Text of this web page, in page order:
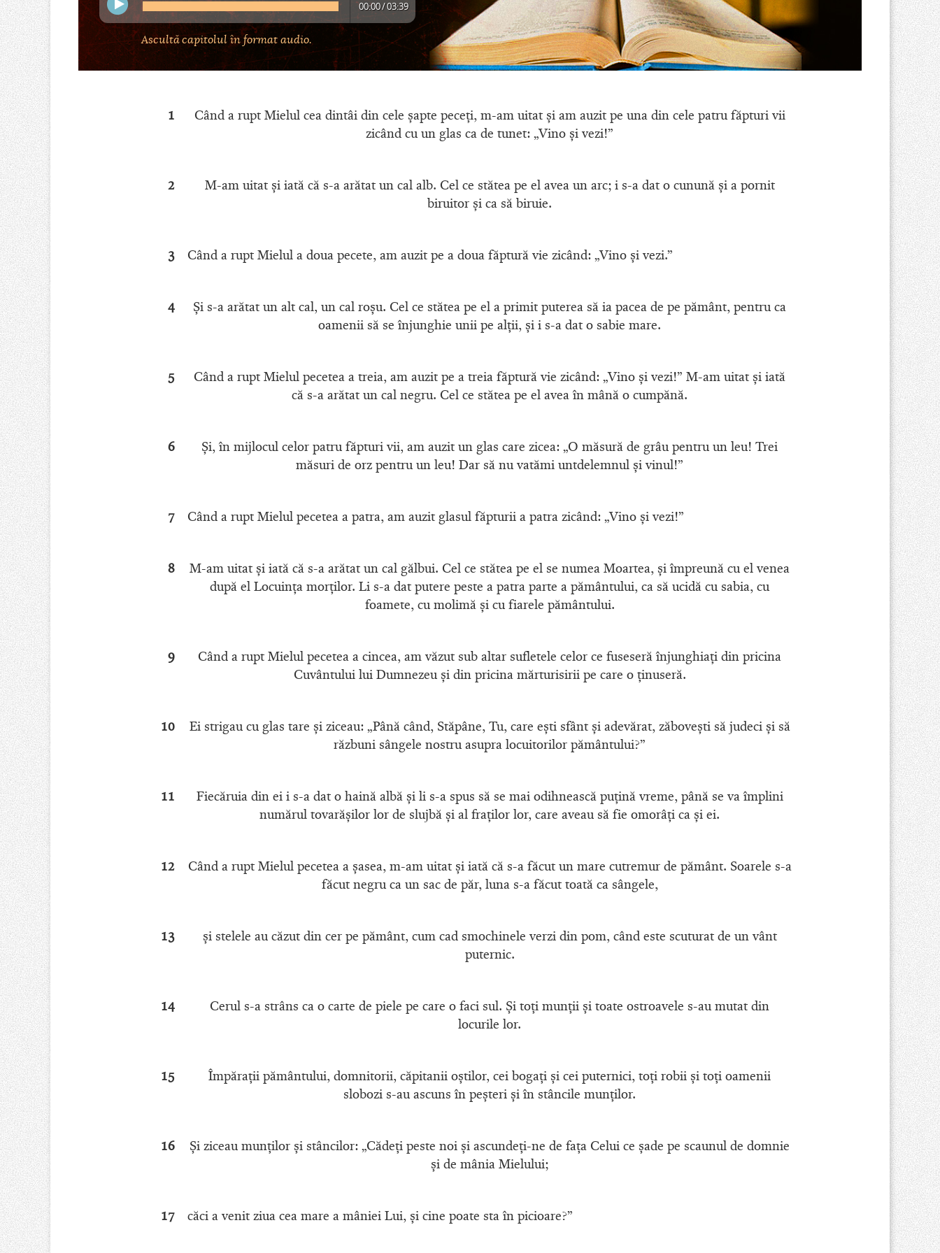
00:00/03:39
Ascultă capitolul în format audio.
1
Când a rupt Mielul cea dintâi din cele şapte peceţi, m-am uitat şi am auzit pe una din cele patru făpturi vii
zicând cu un glas ca de tunet: „Vino şi vezi!”
2
M-am uitat şi iată că s-a arătat un cal alb. Cel ce stătea pe el avea un arc; i s-a dat o cunună şi a pornit
biruitor şi ca să biruie.
3 Când a rupt Mielul a doua pecete, am auzit pe a doua făptură vie zicând: „Vino şi vezi.”
4
Şi s-a arătat un alt cal, un cal roşu. Cel ce stătea pe el a primit puterea să ia pacea de pe pământ, pentru ca
oamenii să se înjunghie unii pe alţii, şi i s-a dat o sabie mare.
5
Când a rupt Mielul pecetea a treia, am auzit pe a treia făptură vie zicând: „Vino şi vezi!” M-am uitat şi iată
că s-a arătat un cal negru. Cel ce stătea pe el avea în mână o cumpănă.
6
Şi, în mijlocul celor patru făpturi vii, am auzit un glas care zicea: „O măsură de grâu pentru un leu! Trei
măsuri de orz pentru un leu! Dar să nu vatămi untdelemnul şi vinul!”
7 Când a rupt Mielul pecetea a patra, am auzit glasul făpturii a patra zicând: „Vino şi vezi!”
8
M-am uitat şi iată că s-a arătat un cal gălbui. Cel ce stătea pe el se numea Moartea, şi împreună cu el venea
după el Locuinţa morţilor. Li s-a dat putere peste a patra parte a pământului, ca să ucidă cu sabia, cu
foamete, cu molimă şi cu fiarele pământului.
9
Când a rupt Mielul pecetea a cincea, am văzut sub altar sufletele celor ce fuseseră înjunghiaţi din pricina
Cuvântului lui Dumnezeu şi din pricina mărturisirii pe care o ţinuseră.
10
Ei strigau cu glas tare şi ziceau: „Până când, Stăpâne, Tu, care eşti sfânt şi adevărat, zăboveşti să judeci şi să
răzbuni sângele nostru asupra locuitorilor pământului?”
11
Fiecăruia din ei i s-a dat o haină albă şi li s-a spus să se mai odihnească puţină vreme, până se va împlini
numărul tovarăşilor lor de slujbă şi al fraţilor lor, care aveau să fie omorâţi ca şi ei.
12
Când a rupt Mielul pecetea a şasea, m-am uitat şi iată că s-a făcut un mare cutremur de pământ. Soarele s-a
făcut negru ca un sac de păr, luna s-a făcut toată ca sângele,
13
şi stelele au căzut din cer pe pământ, cum cad smochinele verzi din pom, când este scuturat de un vânt
puternic.
14
Cerul s-a strâns ca o carte de piele pe care o faci sul. Şi toţi munţii şi toate ostroavele s-au mutat din
locurile lor.
15
Împăraţii pământului, domnitorii, căpitanii oştilor, cei bogaţi şi cei puternici, toţi robii şi toţi oamenii
slobozi s-au ascuns în peşteri şi în stâncile munţilor.
16
Şi ziceau munţilor şi stâncilor: „Cădeţi peste noi şi ascundeţi-ne de faţa Celui ce şade pe scaunul de domnie
şi de mânia Mielului;
17 căci a venit ziua cea mare a mâniei Lui, şi cine poate sta în picioare?”